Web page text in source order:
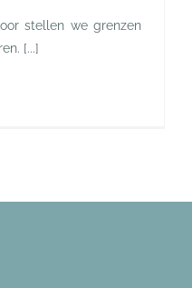
stellen we grenzen
[...]